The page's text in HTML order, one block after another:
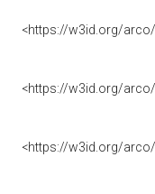
<https://w3id.org/
<https://w3id.org/
<https://w3id.org/